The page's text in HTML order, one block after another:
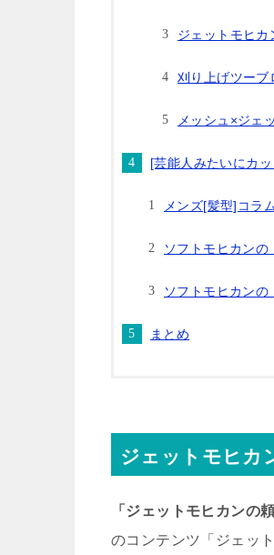
ジェットモヒカ
刈り上げツーブ
メッシュ×ジェ
[芸能人みたいにカ
メンズ[髪型]コラ
ソフトモヒカンの
ソフトモヒカンの
まとめ
ジェットモヒカ
「ジェットモヒカンの
のコンテンツ「ジェッ